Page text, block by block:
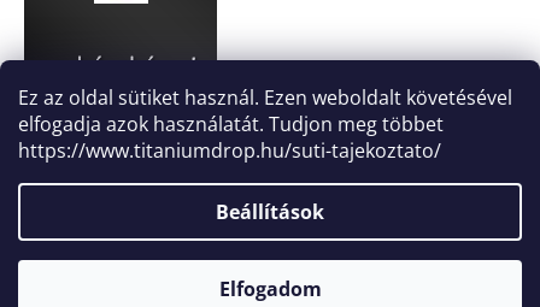
Ez az oldal sütiket használ. Ezen weboldalt követésével
elfogadja azok használatát. Tudjon meg többet
https://www.titaniumdrop.hu/suti-tajekoztato/
Beállítások
Elfogadom